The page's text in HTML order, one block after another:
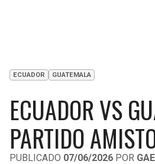
ECUADOR GUATEMALA
ECUADOR VS
PARTIDO
PUBLICADO 07/06/2026 POR